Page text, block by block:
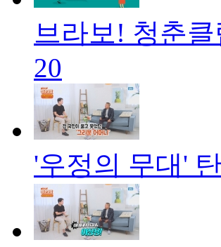
브라보! 청춘
20
'우정의 무대'